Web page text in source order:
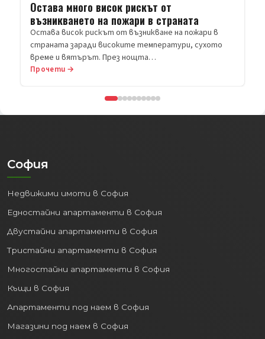
Прочети →
София
Недвижими имоти в София
Едностайни апартаменти в София
Двустайни апартаменти в София
Тристайни апартаменти в София
Многостайни апартаменти в София
Къщи в София
Апартаменти под наем в София
Магазини под наем в София